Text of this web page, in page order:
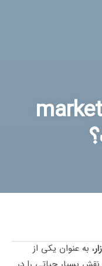
تحقیقات بازار یا market
، به عنوان یکی از